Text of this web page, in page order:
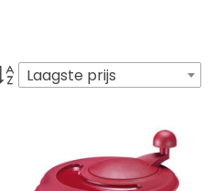
Laagste prijs